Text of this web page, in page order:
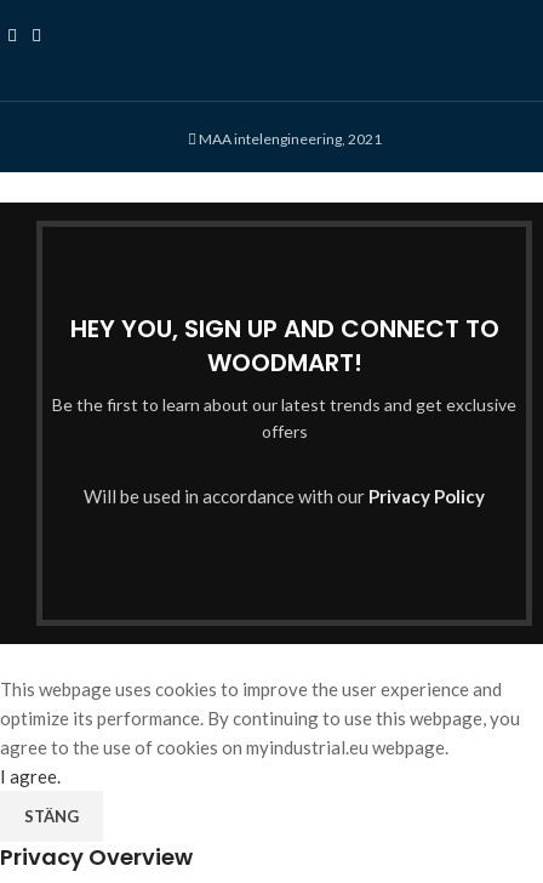
MAA intelengineering, 2021
HEY YOU, SIGN UP AND CONNECT TO
WOODMART!
Be the first to learn about our latest trends and get exclusive
offers
Will be used in accordance with our Privacy Policy
This webpage uses cookies to improve the user experience and
optimize its performance. By continuing to use this webpage, you
agree to the use of cookies on myindustrial.eu webpage.
I agree.
STÄNG
Privacy Overview